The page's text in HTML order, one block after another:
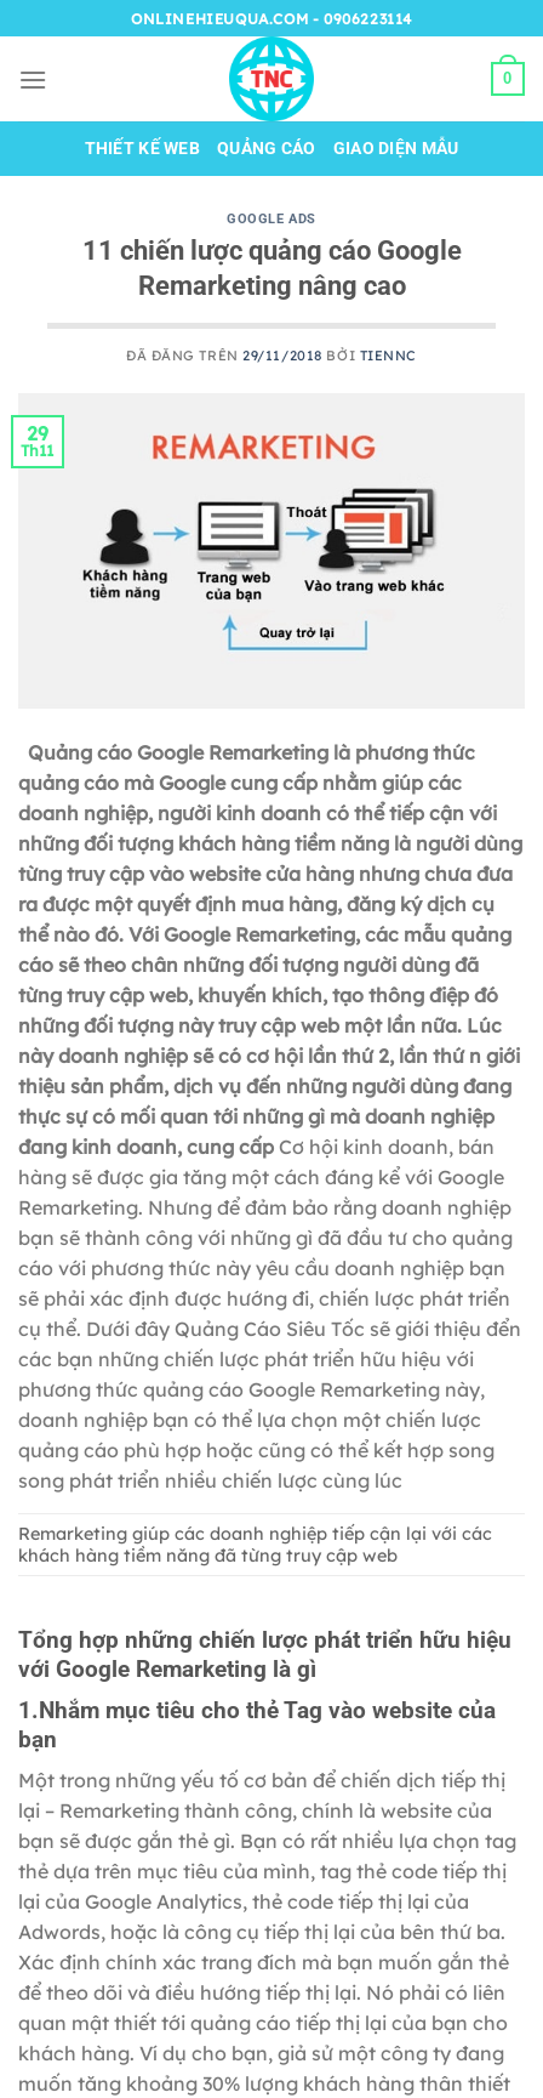
đến
nội
ONLINEHIEUQUA.COM - 0906223114
0
THIẾT KẾ WEB QUẢNG CÁO GIAO DIỆN MẪU
GOOGLE ADS
11 chiến lược quảng cáo Google
Remarketing nâng cao
ĐÃ ĐĂNG TRÊN29/11/2018 BỞI TIENNC
29
Th11
Quảng cáo Google Remarketing là phương thức
quảng cáo mà Google cung cấp nhằm giúp các
doanh nghiệp, người kinh doanh có thể tiếp cận với
những đối tượng khách hàng tiềm năng là người dùng
từng truy cập vào website cửa hàng nhưng chưa đưa
ra được một quyết định mua hàng, đăng ký dịch cụ
thể nào đó. Với Google Remarketing, các mẫu quảng
cáo sẽ theo chân những đối tượng người dùng đã
từng truy cập web, khuyến khích, tạo thông điệp đó
những đối tượng này truy cập web một lần nữa. Lúc
này doanh nghiệp sẽ có cơ hội lần thứ 2, lần thứ n giới
thiệu sản phẩm, dịch vụ đến những người dùng đang
thực sự có mối quan tới những gì mà doanh nghiệp
đang kinh doanh, cung cấp Cơ hội kinh doanh, bán
hàng sẽ được gia tăng một cách đáng kể với Google
Remarketing. Nhưng để đảm bảo rằng doanh nghiệp
bạn sẽ thành công với những gì đã đầu tư cho quảng
cáo với phương thức này yêu cầu doanh nghiệp bạn
sẽ phải xác định được hướng đi, chiến lược phát triển
cụ thể. Dưới đây Quảng Cáo Siêu Tốc sẽ giới thiệu đển
các bạn những chiến lược phát triển hữu hiệu với
phương thức quảng cáo Google Remarketing này,
doanh nghiệp bạn có thể lựa chọn một chiến lược
quảng cáo phù hợp hoặc cũng có thể kết hợp song
song phát triển nhiều chiến lược cùng lúc
Remarketing giúp các doanh nghiệp tiếp cận lại với các
khách hàng tiềm năng đã từng truy cập web
Tổng hợp những chiến lược phát triển hữu hiệu
với Google Remarketing là gì
1.Nhắm mục tiêu cho thẻ Tag vào website của
bạn
Một trong những yếu tố cơ bản để chiến dịch tiếp thị
lại – Remarketing thành công, chính là website của
bạn sẽ được gắn thẻ gì. Bạn có rất nhiều lựa chọn tag
thẻ dựa trên mục tiêu của mình, tag thẻ code tiếp thị
lại của Google Analytics, thẻ code tiếp thị lại của
Adwords, hoặc là công cụ tiếp thị lại của bên thứ ba.
Xác định chính xác trang đích mà bạn muốn gắn thẻ
để theo dõi và điều hướng tiếp thị lại. Nó phải có liên
quan mật thiết tới quảng cáo tiếp thị lại của bạn cho
khách hàng. Ví dụ cho bạn, giả sử một công ty đang
muốn tăng khoảng 30% lượng khách hàng thân thiết